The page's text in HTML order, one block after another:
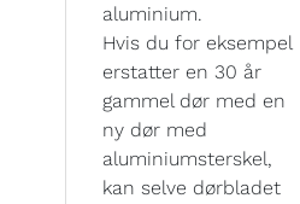
aluminium.
Hvis du for eksempel
erstatter en 30 år
gammel dør med en
ny dør med
aluminiumsterskel,
kan selve dørbladet